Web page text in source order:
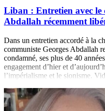
Liban : Entretien avec le
Abdallah récemment
Dans un entretien accordé à la
communiste Georges Abdallah
condamné, ses plus de 40
engagement d’hier et
l’impérialisme et le sionisme.